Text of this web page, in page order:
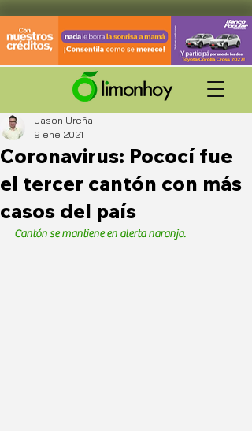
Coronavirus: Pococí fue
el tercer cantón con más
casos del país
Jason Ureña
9 ene 2021
Cantón se mantiene en alerta naranja.